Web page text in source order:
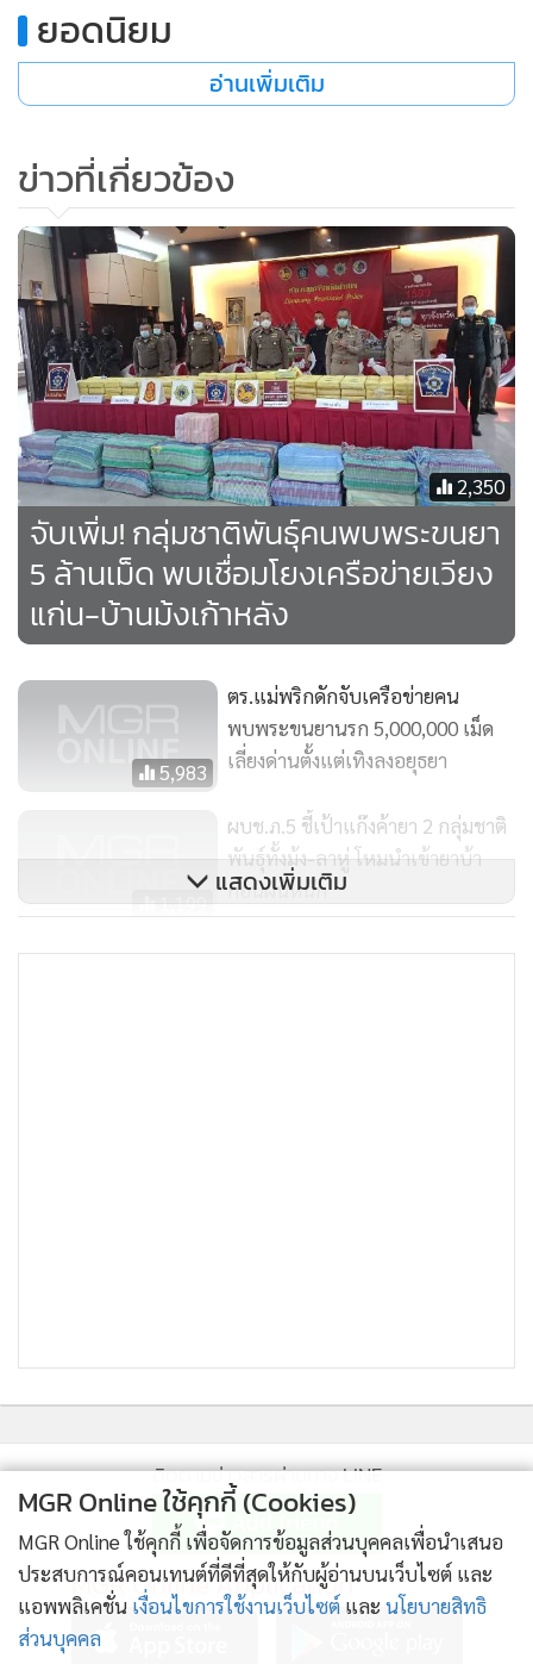
ภาพจากแฟ้ม..เจ้าหน้าที่สกัดจับอดีต ผญบ.บ้านม้งเก้าหลัง ร่วม
กับพวกดัดแปลงรถกระบะขนยาบ้า
ทั้งนี้เมื่อ 21 พ.ค.ที่ผ่านมา เจ้าหน้าที่ตำรวจ ได้ตั้งด่านบริเวณวง
เวียนช้างงู ทางเข้าเมืองเก่าเชียงแสน ซึ่งสามารถจับกุมนายวีรพล
แซ่ซ้ง อายุ 42 ปี อดีต ผญบ.บ้านม้งเก้าหลัง หมู่ 9 ต.เทอดไทย
อ.แม่ฟ้าหลวง จ.เชียงราย นายสุชาติ แซ่ส้ง อายุ 26 ปี บ้านเลขที่
32 นายล่า แซ่เล่า อายุ 25 ปี บ้านเลขที่ 39/1 ทั้ง 2 คน อยู่หมู่บ้า
นม้งเก้าหลัง และนายนุพล แซ่คง อายุ 24 ปี บ้านเลขที่ 6 หมู่บ้าน
แม่หม้อ หมู่ 7 ต.เทอดไทย พร้อมของกลางห่อยาบ้าจำนวนมาก
ซุกซ่อนอยู่ใต้กระบะท้ายรถรวม 496,000 เม็ด
เบื้องต้นเจ้าหน้าที่สืบทราบว่าขบวนการค้ายาเสพติดรายนี้ จะนำ
ยาบ้าจากชายแดนไทย-เมียนมา ไปส่งให้ผู้รับในพื้นที่ชายแดน
ไทย-สปป.ลาว ด้าน อ.เวียงแก่น จ.เชียงราย เพื่อแลกกับค่าจ้าง
รวม 200,000 บาท และเครือข่ายที่รับต่อเตรียมขนลำเลียงเข้าสู่
ชั้นในของประเทศอีกทอดหนึ่ง
จากพื้นที่ จ.เชียงราย เตรียมส่งเข้าพื้นที่ชั้นใน โดยมีปลายทางใน
จ.พระนครศรีอยุธยา เมื่อ 21 พ.ค.ที่ผ่านมา
วันเดียวกัน (21 พ.ค.) เจ้าหน้าที่ตำรวจประจำด่านตรวจแม่พริก
จ.ลำปาง ก็ได้สกัดจับขบวนการค้ายาเสพติดเครือข่ายชาติพันธุ์
พื้นที่ อ.พบพระ จ.ตาก ใช้รถยนต์เป็นยานพาหนะลักลอบขนยา
เสพติดจากพื้นที่ภาคเหนือตอนบนไปยังพื้นที่ตอนใน
จ.พระนครศรีอยุธยา ได้บริเวณถนนสายบ้านแม่ตั๋ง-บ้าน
พระบาทวังตวง ม.5 ต.พระบาทวังตวง อ.แม่พริก จ.ลำปาง พร้อม
ยอดนิยม
อ่านเพิ่มเติม
ข่าวที่เกี่ยวข้อง
2,350
จับเพิ่ม! กลุ่มชาติพันธุ์คนพบพระขนยา
5 ล้านเม็ด พบเชื่อมโยงเครือข่ายเวียง
แก่น-บ้านม้งเก้าหลัง
5,983
ตร.แม่พริกดักจับเครือข่ายคน
พบพระขนยานรก 5,000,000 เม็ด
เลี่ยงด่านตั้งแต่เทิงลงอยุธยา
1,199
ผบช.ภ.5 ชี้เป้าแก๊งค้ายา 2 กลุ่มชาติ
พันธุ์ทั้งม้ง-ลาหู่ โหมนำเข้ายาบ้า
ก่อนฝนหนัก
หวิดหลุดถึงอยุธยา! เผยเบื้องหลังจับ
แสดงเพิ่มเติม
ติดตามข่าวสารผ่านทาง LINE
MGR Online Application
MGR Online ใช้คุกกี้ (Cookies)
MGR Online ใช้คุกกี้ เพื่อจัดการข้อมูลส่วนบุคคลเพื่อนำเสนอ
ประสบการณ์คอนเทนต์ที่ดีที่สุดให้กับผู้อ่านบนเว็บไซต์ และ
แอพพลิเคชั่น เงื่อนไขการใช้งานเว็บไซต์ และ นโยบายสิทธิ
ส่วนบุคคล